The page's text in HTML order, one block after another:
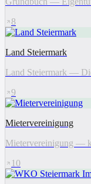
8
Land Steiermark
Land Steiermark —
9
Mietervereinigung
Mietervereinigung —
10